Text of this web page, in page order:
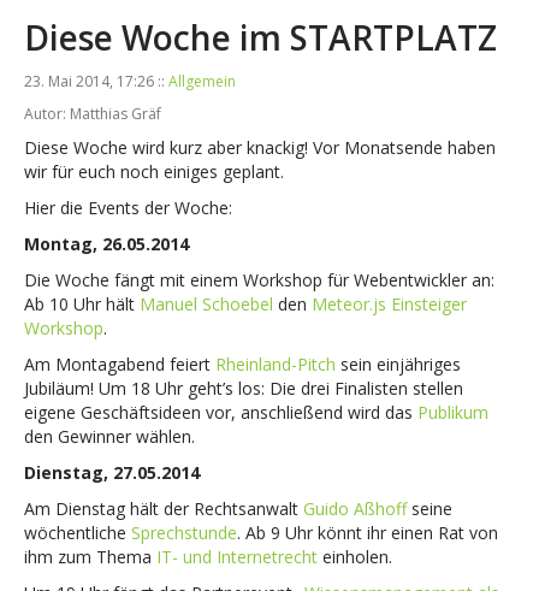
Diese Woche im STARTPLATZ
23. Mai 2014, 17:26 :: Allgemein
Autor: Matthias Gräf
Diese Woche wird kurz aber knackig! Vor Monatsende haben
wir für euch noch einiges geplant.
Hier die Events der Woche:
Montag, 26.05.2014
Die Woche fängt mit einem Workshop für Webentwickler an:
Ab 10 Uhr hält Manuel Schoebel den Meteor.js Einsteiger
Workshop.
Am Montagabend feiert Rheinland-Pitch sein einjähriges
Jubiläum! Um 18 Uhr geht’s los: Die drei Finalisten stellen
eigene Geschäftsideen vor, anschließend wird das Publikum
den Gewinner wählen.
Dienstag, 27.05.2014
Am Dienstag hält der Rechtsanwalt Guido Aßhoffseine
wöchentliche Sprechstunde. Ab 9 Uhr könnt ihr einen Rat von
ihm zum Thema IT- und Internetrecht einholen.